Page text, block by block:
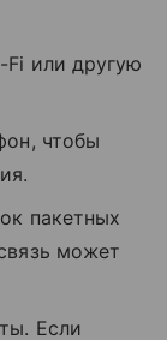
или другую
чтобы
пакетных
может
Если